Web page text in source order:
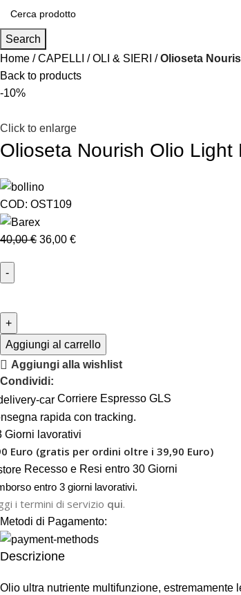
Search
Home
CAPELLI OLI & SIERI
Olioseta
Back to products
-10%
Click to enlarge
Olioseta Nourish Olio Light
COD: OST109
40,00€ 36,00 €
Aggiungi al carrello
Aggiungi alla wishlist
Condividi:
Corriere Espresso GLS
rapida con tracking.
Giorni lavorativi
Euro (gratis per ordini oltre i 39,90 Euro)
Recesso e Resi entro 30 Giorni
entro 3 giorni lavorativi.
i termini di servizio qui.
Metodi di Pagamento:
Descrizione
Olio ultra nutriente multifunzione,